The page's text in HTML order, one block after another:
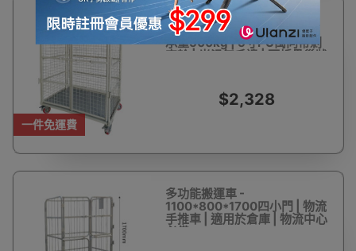
一件免運費
多功能可折疊物流台車 -
1200*1000*1700mm | 最高
承重500kg | 5寸PU萬向帶剎
車輪 | 光滑無毛邊 | 可折疊巢狀
$2,328
多功能搬運車 -
1100*800*1700四小門 | 物流
手推車 | 適用於倉庫 | 物流中心
必備